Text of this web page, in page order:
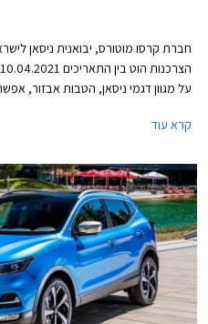
חברת קרסו מוטורס, יבואנית ניסאן
20% הנחה ברכישת אביזריםקרא עוד